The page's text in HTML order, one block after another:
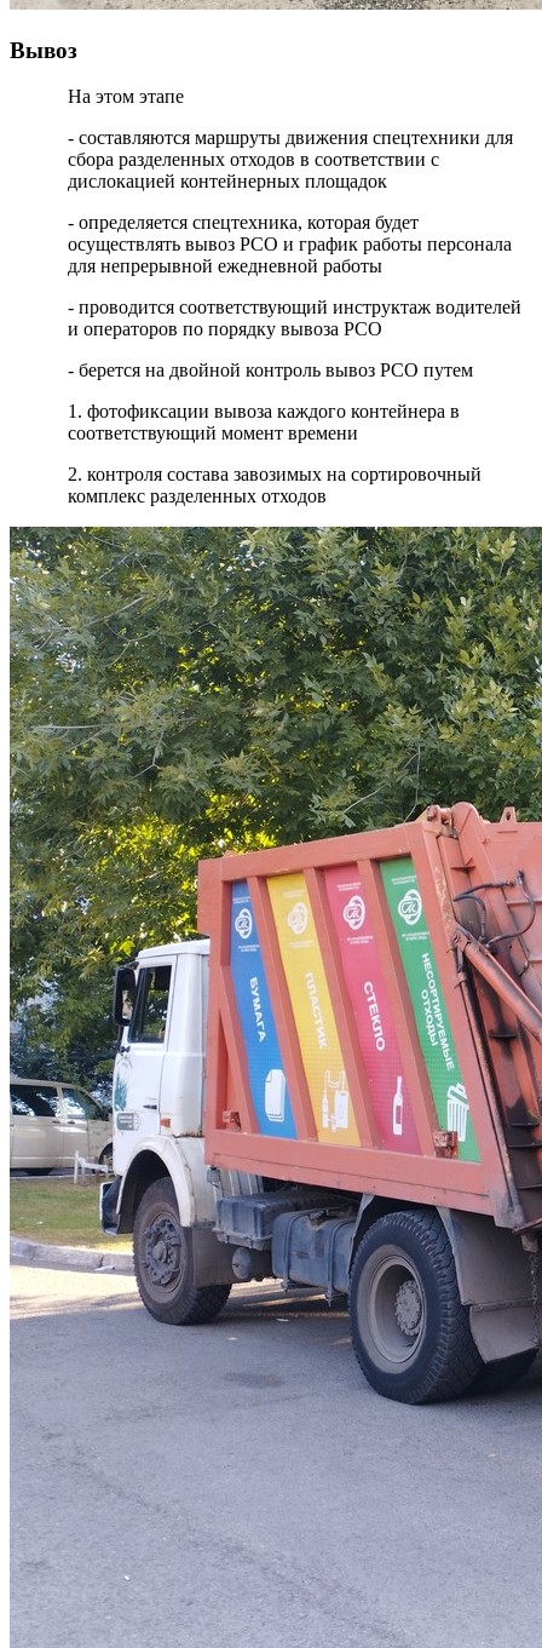
Вывоз
На этом этапе
- составляются маршруты движения спецтехники для
сбора разделенных отходов в соответствии с
дислокацией контейнерных площадок
- определяется спецтехника, которая будет
осуществлять вывоз РСО и график работы персонала
для непрерывной ежедневной работы
- проводится соответствующий инструктаж водителей
и операторов по порядку вывоза РСО
- берется на двойной контроль вывоз РСО путем
1. фотофиксации вывоза каждого контейнера в
соответствующий момент времени
2. контроля состава завозимых на сортировочный
комплекс разделенных отходов